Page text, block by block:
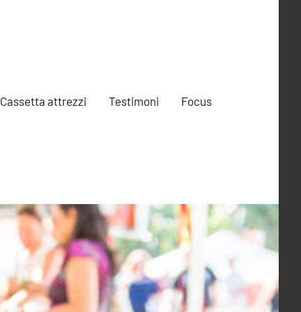
Cassetta attrezzi Testimoni Focus